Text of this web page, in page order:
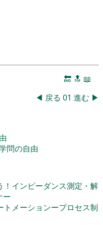
🔚 🔝 📖
◀ 戻る 01 進む ▶
問の自由
！インピーダンス測定・解
ー
トメーションープロセス制